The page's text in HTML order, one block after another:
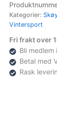
Kategorier:
Vintersport
Fri frakt over
Bli
Betal med
Rask